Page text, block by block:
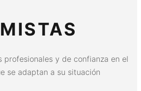
profesionales y de confianza en el
se adaptan a su situación